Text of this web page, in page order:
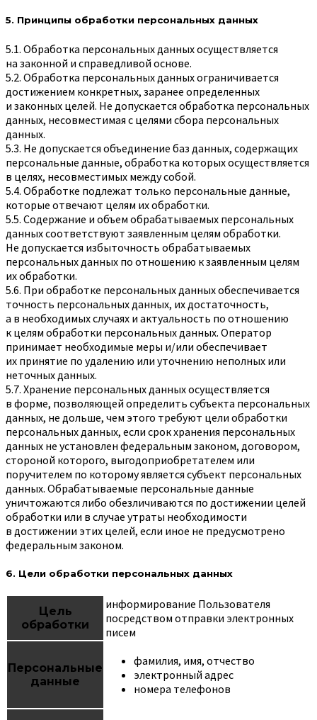
5. Принципы обработки персональных данных
5.1. Обработка персональных данных осуществляется
на законной и справедливой основе.
5.2. Обработка персональных данных ограничивается
достижением конкретных, заранее определенных
и законных целей. Не допускается обработка персональных
данных, несовместимая с целями сбора персональных
данных.
5.3. Не допускается объединение баз данных, содержащих
персональные данные, обработка которых осуществляется
в целях, несовместимых между собой.
5.4. Обработке подлежат только персональные данные,
которые отвечают целям их обработки.
5.5. Содержание и объем обрабатываемых персональных
данных соответствуют заявленным целям обработки.
Не допускается избыточность обрабатываемых
персональных данных по отношению к заявленным целям
их обработки.
5.6. При обработке персональных данных обеспечивается
точность персональных данных, их достаточность,
а в необходимых случаях и актуальность по отношению
к целям обработки персональных данных. Оператор
принимает необходимые меры и/или обеспечивает
их принятие по удалению или уточнению неполных или
неточных данных.
5.7. Хранение персональных данных осуществляется
в форме, позволяющей определить субъекта персональных
данных, не дольше, чем этого требуют цели обработки
персональных данных, если срок хранения персональных
данных не установлен федеральным законом, договором,
стороной которого, выгодоприобретателем или
поручителем по которому является субъект персональных
данных. Обрабатываемые персональные данные
уничтожаются либо обезличиваются по достижении целей
обработки или в случае утраты необходимости
в достижении этих целей, если иное не предусмотрено
федеральным законом.
6. Цели обработки персональных данных
Цель
обработки
информирование Пользователя
посредством отправки электронных
писем
Персональные
данные
фамилия, имя, отчество
электронный адрес
номера телефонов